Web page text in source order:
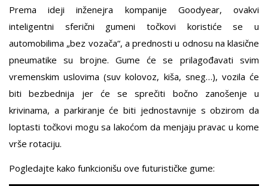
Prema ideji inženejra kompanije Goodyear, ovakvi
inteligentni sferični gumeni točkovi koristiće se u
automobilima „bez vozača“, a prednosti u odnosu na klasične
pneumatike su brojne. Gume će se prilagođavati svim
vremenskim uslovima (suv kolovoz, kiša, sneg…), vozila će
biti bezbednija jer će se sprečiti bočno zanošenje u
krivinama, a parkiranje će biti jednostavnije s obzirom da
loptasti točkovi mogu sa lakoćom da menjaju pravac u kome
vrše rotaciju.
Pogledajte kako funkcionišu ove futurističke gume: